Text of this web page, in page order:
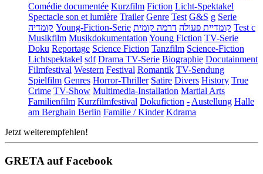
Comédie documentée Kurzfilm Fiction Licht-Spektakel
Spectacle son et lumière Trailer Genre Test G&S g Serie
קומדיה Young-Fiction-Serie קומדיית פעולה דרמה קומית
Test c
Musikfilm Musikdokumentation Young Fiction TV-Serie
Doku Reportage Science Fiction Tanzfilm Science-Fiction
Lichtspektakel sdf Drama TV-Serie Biographie Docutainment
Filmfestival Western Festival Romantik TV-Sendung
Spielfilm Genres Horror-Thriller Satire Divers History True
Crime TV-Show Multimedia-Installation Martial Arts
Familienfilm Kurzfilmfestival Dokufiction - Austellung Halle
am Berghain Berlin Familie / Kinder Kdrama
Jetzt weiterempfehlen!
GRETA auf Facebook